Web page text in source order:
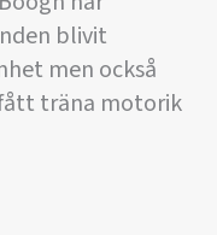
blivit
men också
träna motorik